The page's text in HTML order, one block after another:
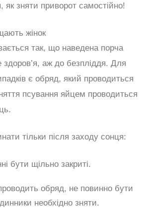
як зняти приворот самостійно!
жінок
так, що наведена порча
здоров’я, аж до безпліддя. Для
є обряд, який проводиться
псування яйцем проводиться
тільки після заходу сонця:
бути щільно закриті.
обряд, не повинно бути
необхідно зняти.